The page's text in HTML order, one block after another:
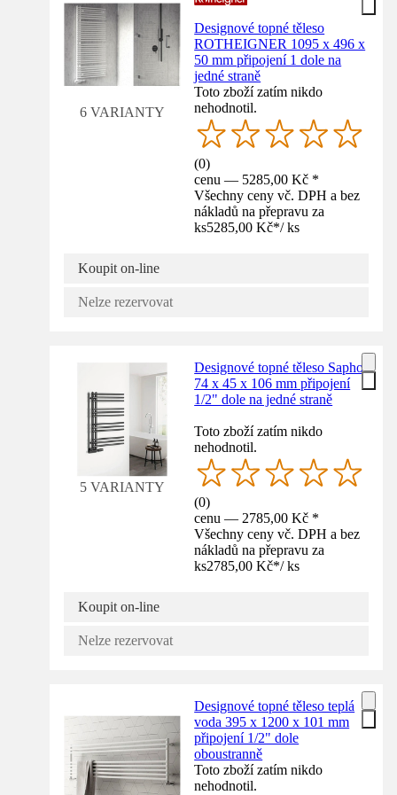
6 VARIANTY
Designové topné těleso
ROTHEIGNER 1095 x 496 x
50 mm připojení 1 dole na
jedné straně
Toto zboží zatím nikdo
nehodnotil.
(0)
cenu — 5285,00 Kč *
Všechny ceny vč. DPH a bez
nákladů na přepravu za
ks5285,00 Kč*/ ks
Koupit on-line
Nelze rezervovat
5 VARIANTY
Designové topné těleso Sapho
74 x 45 x 106 mm připojení
1/2" dole na jedné straně
Toto zboží zatím nikdo
nehodnotil.
(0)
cenu — 2785,00 Kč *
Všechny ceny vč. DPH a bez
nákladů na přepravu za
ks2785,00 Kč*/ ks
Koupit on-line
Nelze rezervovat
Designové topné těleso teplá
voda 395 x 1200 x 101 mm
připojení 1/2" dole
oboustranně
Toto zboží zatím nikdo
nehodnotil.